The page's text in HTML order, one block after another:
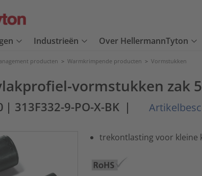
Industrieën Over HellermannTyton
producten > Warmkrimpende producten > Vormstukken
vormstukken zak
| 313F332-9-PO-X-BK |
trekontlasting voor kleine